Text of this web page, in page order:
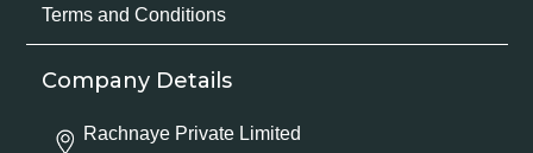
Terms and Conditions
Company Details
Rachnaye Private Limited